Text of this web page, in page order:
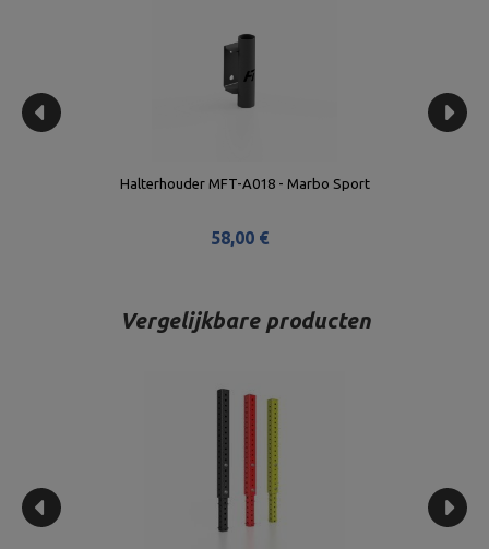
Halterhouder MFT-A018 - Marbo Sport
58,00 €
Vergelijkbare producten